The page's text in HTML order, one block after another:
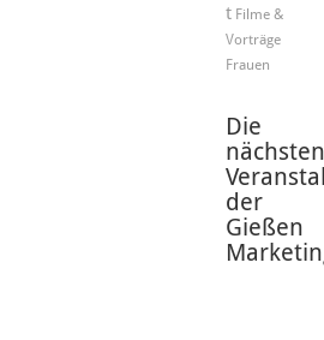
t Filme &
Vorträge
Frauen
Die
nächsten
der
Gießen